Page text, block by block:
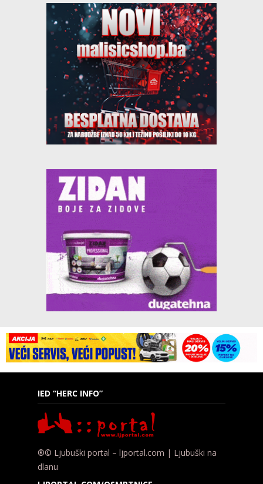
IED “HERC INFO”
®© Ljubuški portal – ljportal.com | Ljubuški na
dlanu